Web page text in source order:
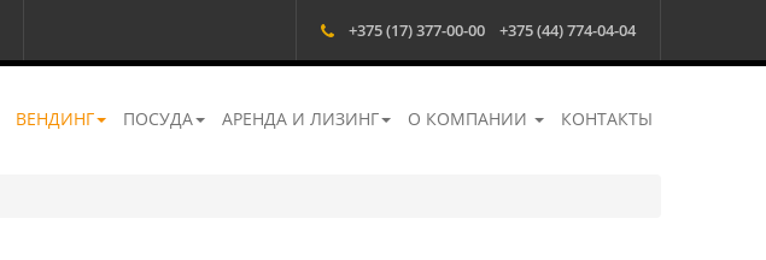
+375 (17) 377-00-00 +375 (44) 774-04-04
ВЕНДИНГ ПОСУДА АРЕНДА И ЛИЗИНГ О КОМПАНИИ КОНТАКТЫ